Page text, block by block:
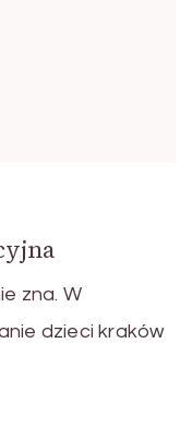
zna. W
dzieci kraków